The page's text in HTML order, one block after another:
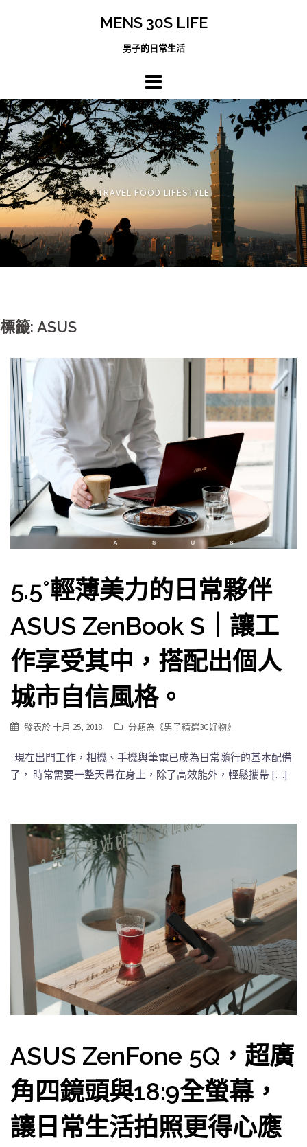
MENS 30S LIFE
男子的日常生活
TRAVEL FOOD LIFESTYLE
標籤: ASUS
5.5°輕薄美力的日常夥伴
ASUS ZenBook S｜讓工
作享受其中，搭配出個人
城市自信風格。
發表於十月 25, 2018 分類為《男子精選3C好物》
現在出門工作，相機、手機與筆電已成為日常隨行的基本配備
了， 時常需要一整天帶在身上，除了高效能外，輕鬆攜帶 […]
ASUS ZenFone 5Q，超廣
角四鏡頭與18:9全螢幕，
讓日常生活拍照更得心應